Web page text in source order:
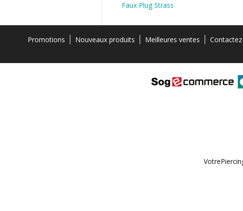
Faux Plug Strass
Promotions Nouveaux produits Meilleures ventes